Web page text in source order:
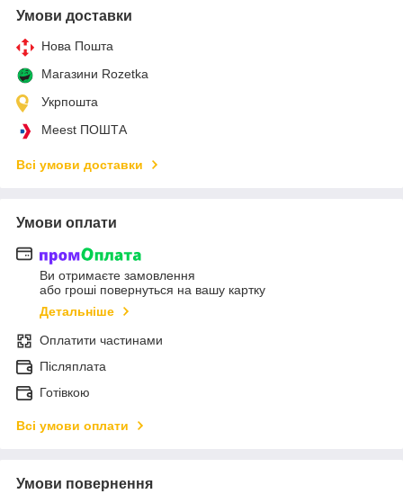
Умови доставки
Нова Пошта
Магазини Rozetka
Укрпошта
Meest ПОШТА
Всі умови доставки
Умови оплати
Ви отримаєте замовлення
або гроші повернуться на вашу картку
Детальніше
Оплатити частинами
Післяплата
Готівкою
Всі умови оплати
Умови повернення